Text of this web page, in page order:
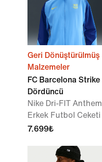
Geri Dönüştürülmüş
Malzemeler
FC Barcelona Strike
Dördüncü
Nike Dri-FIT Anthem
Erkek Futbol Ceketi
7.699₺